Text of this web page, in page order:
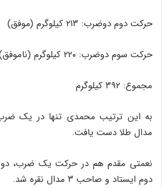
حرکت دوم دوضرب: ۲۱۳ کیلوگرم (موفق)
حرکت سوم دوضرب: ۲۲۰ کیلوگرم (ناموفق)
مجموع: ۳۹۲ کیلوگرم
مدال طلا دست یافت.
نعمتی مقدم هم در حرکت یک ضرب،
دوم ایستاد و صاحب ۳ مدال نقره شد.